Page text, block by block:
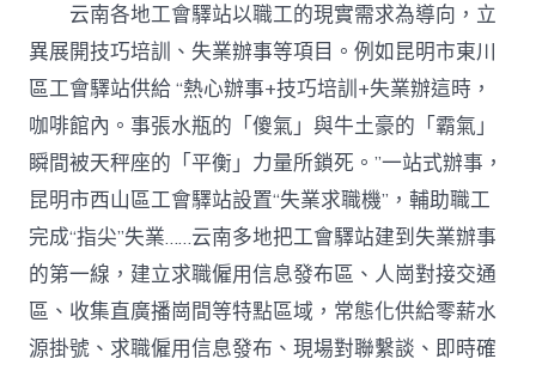
云南各地工會驛站以職工的現實需求為導向，立
異展開技巧培訓、失業辦事等項目。例如昆明市東川
區工會驛站供給 “熱心辦事+技巧培訓+失業辦這時，
咖啡館內。事張水瓶的「傻氣」與牛土豪的「霸氣」
瞬間被天秤座的「平衡」力量所鎖死。”一站式辦事，
昆明市西山區工會驛站設置“失業求職機”，輔助職工
完成“指尖”失業……云南多地把工會驛站建到失業辦事
的第一線，建立求職僱用信息發布區、人崗對接交通
區、收集直廣播崗間等特點區域，常態化供給零薪水
源掛號、求職僱用信息發布、現場對聯繫談、即時確